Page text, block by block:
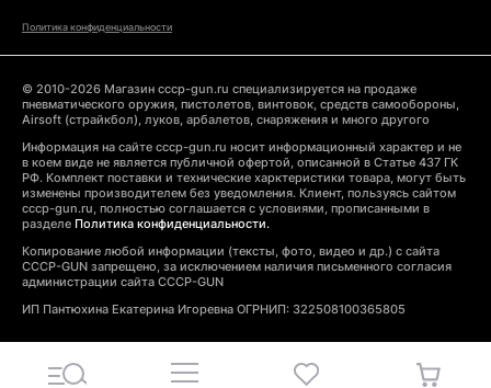
Политика конфиденциальности
© 2010-2026 Магазин cccp-gun.ru специализируется на продаже
пневматического оружия, пистолетов, винтовок, средств самообороны,
Airsoft (страйкбол), луков, арбалетов, снаряжения и много другого
Информация на сайте cccp-gun.ru носит информационный характер и не
в коем виде не является публичной офертой, описанной в Статье 437 ГК
РФ. Комплект поставки и технические харктеристики товара, могут быть
изменены производителем без уведомления. Клиент, пользуясь сайтом
cccp-gun.ru, полностью соглашается с условиями, прописанными в
разделе Политика конфиденциальности.
Копирование любой информации (тексты, фото, видео и др.) с сайта
CCCP-GUN запрещено, за исключением наличия письменного согласия
администрации сайта CCCP-GUN
ИП Пантюхина Екатерина Игоревна ОГРНИП: 322508100365805